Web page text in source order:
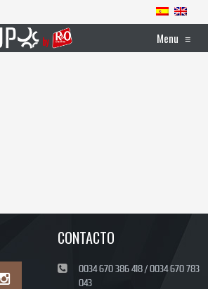
Menu ≡
CONTACTO
0034 670 386 418 / 0034 670 783
043